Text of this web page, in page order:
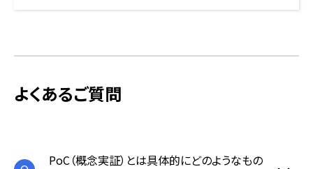
よくあるご質問
PoC（概念実証）とは具体的にどのようなもの